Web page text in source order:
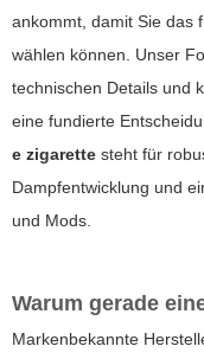
ankommt, damit Sie das
wählen können. Unser
technischen Details und
eine fundierte
e zigarette steht für
Dampfentwicklung und
und Mods.
Warum gerade
Markenbekannte